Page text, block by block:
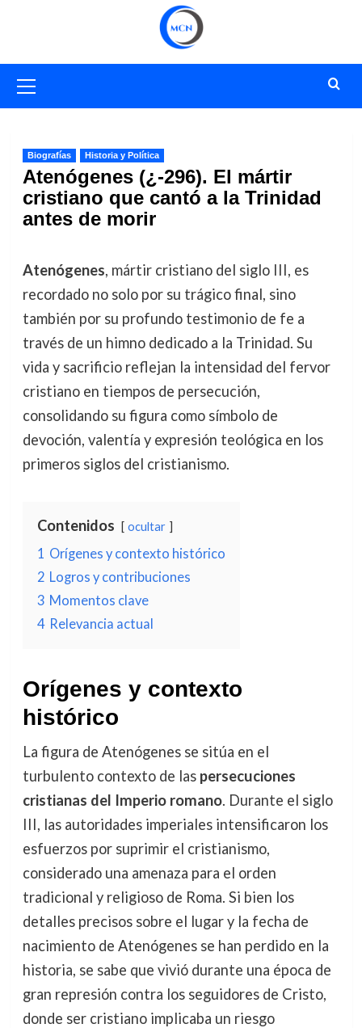
primario
Biografías Historia y Política
Atenógenes (¿-296). El mártir
cristiano que cantó a la Trinidad
antes de morir
Atenógenes, mártir cristiano del siglo III, es
recordado no solo por su trágico final, sino
también por su profundo testimonio de fe a
través de un himno dedicado a la Trinidad. Su
vida y sacrificio reflejan la intensidad del fervor
cristiano en tiempos de persecución,
consolidando su figura como símbolo de
devoción, valentía y expresión teológica en los
primeros siglos del cristianismo.
Contenidos ocultar
1 Orígenes y contexto histórico
2 Logros y contribuciones
3 Momentos clave
4 Relevancia actual
Orígenes y contexto
histórico
La figura de Atenógenes se sitúa en el
turbulento contexto de las persecuciones
cristianas del Imperio romano. Durante el siglo
III, las autoridades imperiales intensificaron los
esfuerzos por suprimir el cristianismo,
considerado una amenaza para el orden
tradicional y religioso de Roma. Si bien los
detalles precisos sobre el lugar y la fecha de
nacimiento de Atenógenes se han perdido en la
historia, se sabe que vivió durante una época de
gran represión contra los seguidores de Cristo,
donde ser cristiano implicaba un riesgo